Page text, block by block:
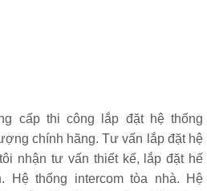
cấp thi công lắp đặt hệ thống
chính hãng. Tư vấn lắp đặt hệ
nhận tư vấn thiết kế, lắp đặt hế
Hệ thống intercom tòa nhà. Hệ